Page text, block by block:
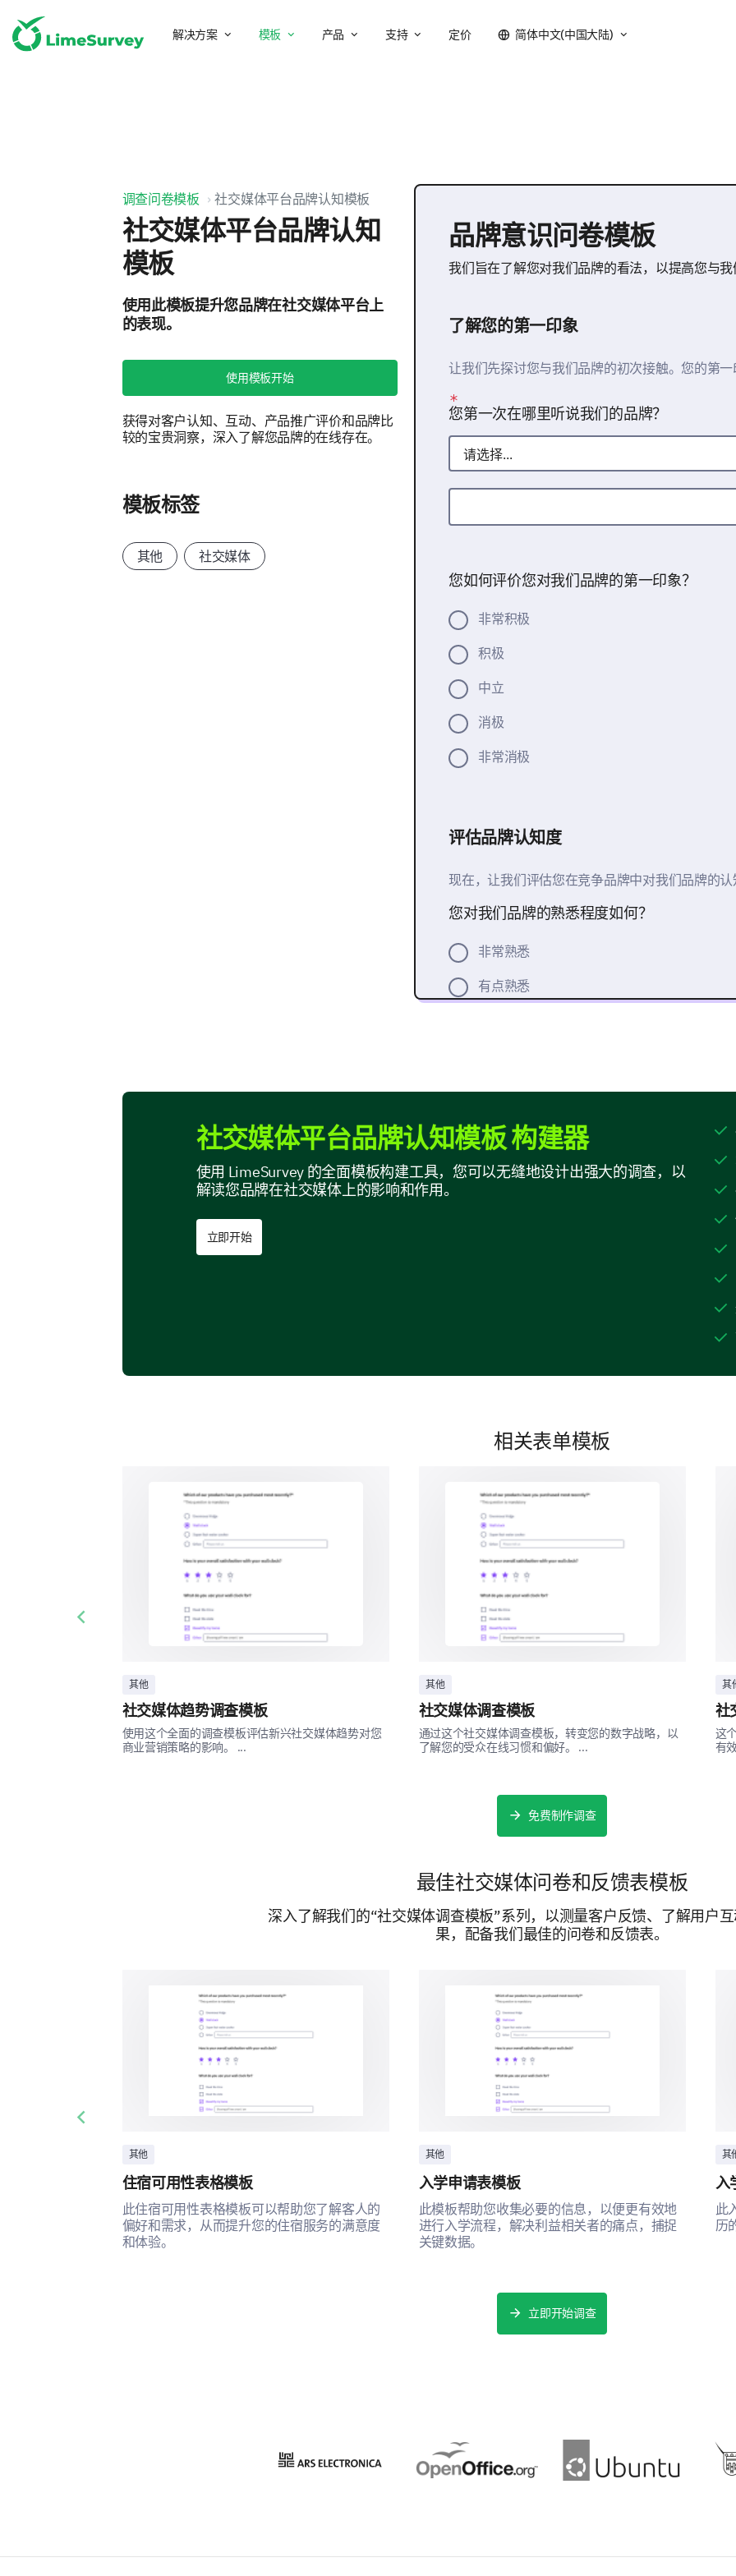
解决方案 模板 产品 支持 定价 简体中文(中国大陆)
调查问卷模板 社交媒体平台品牌认知模板
社交媒体平台品牌认知
模板
使用此模板提升您品牌在社交媒体平台上
的表现。
使用模板开始
获得对客户认知、互动、产品推广评价和品牌比
较的宝贵洞察，深入了解您品牌的在线存在。
模板标签
其他 社交媒体
品牌意识问卷模板
我们旨在了解您对我们品牌的看法，以提高您与
了解您的第一印象
让我们先探讨您与我们品牌的初次接触。您的第
您第一次在哪里听说我们的品牌？
其他：
您如何评价您对我们品牌的第一印象？
非常积极
积极
中立
消极
非常消极
评估品牌认知度
现在，让我们评估您在竞争品牌中对我们品牌的
您对我们品牌的熟悉程度如何？
非常熟悉
有点熟悉
非常陌生
以下哪个品牌您认识，包括我们品牌？（选
对我们品牌属性的认知
您对我们品牌的以下方面有何看法？
性价比
非常可能 可能
与我们品牌的互动
您使用过我们的哪些产品/服务？（选择所
产品/服务A
产品/服务B
您能分享一下您最近一次与我们客户服务的
满意
社交媒体平台品牌认知模板 构建器
使用 LimeSurvey 的全面模板构建工具，您可以无缝地设计出强大的调查，以
解读您品牌在社交媒体上的影响和作用。
立即开始
相关表单模板
其他
社交媒体趋势调查模板
使用这个全面的调查模板评估新兴社交媒体趋势对您
商业营销策略的影响。 ...
其他
社交媒体调查模板
通过这个社交媒体调查模板，转变您的数字战略，以
了解您的受众在线习惯和偏好。 ...
其
社
这
有
Previous slide
免费制作调查
最佳社交媒体问卷和反馈表模板
深入了解我们的“社交媒体调查模板”系列，以测量客户反馈、了解用户
果，配备我们最佳的问卷和反馈表。
其他
住宿可用性表格模板
此住宿可用性表格模板可以帮助您了解客人的
偏好和需求，从而提升您的住宿服务的满意度
和体验。
其他
入学申请表模板
此模板帮助您收集必要的信息，以便更有效地
进行入学流程，解决利益相关者的痛点，捕捉
关键数据。
其
入
此
历
Previous slide
立即开始调查